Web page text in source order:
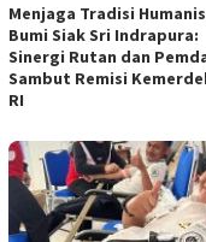
Menjaga Tradisi
Bumi Siak Sri Indrapura:
Sinergi Rutan dan
Sambut Remisi
RI